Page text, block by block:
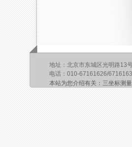
地址：北京市东城区光明路
电话：010-67161626/
本站为您介绍有关：三坐标测